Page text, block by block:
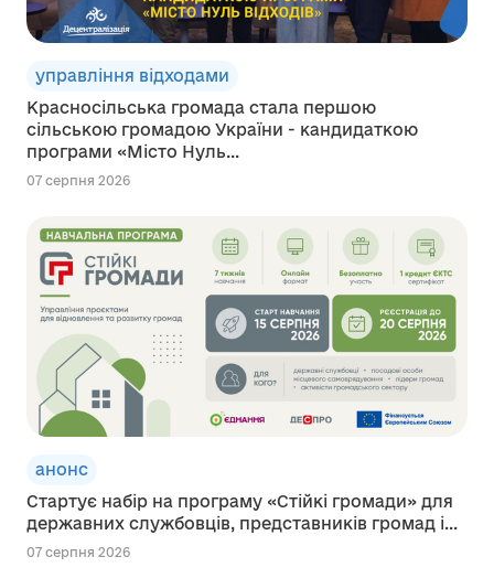
управління відходами
Красносільська громада стала першою
сільською громадою України - кандидаткою
програми «Місто Нуль...
07 серпня 2026
анонс
Стартує набір на програму «Стійкі громади» для
державних службовців, представників громад і...
07 серпня 2026